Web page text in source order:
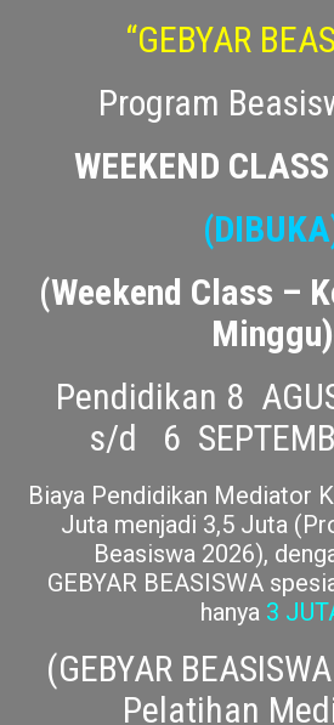
Ketua Mahkamah Agung
“GEBYAR
Program
WEEKEND
(Weekend Class –
Minggu)
Pendidikan 8
s/d 6
Biaya Pendidikan Mediator
Juta menjadi 3,5 Juta
GEBYAR BEASISWA
hanya 3